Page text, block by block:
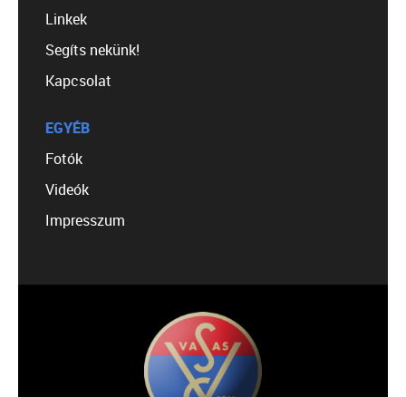
Linkek
Segíts nekünk!
Kapcsolat
EGYÉB
Fotók
Videók
Impresszum